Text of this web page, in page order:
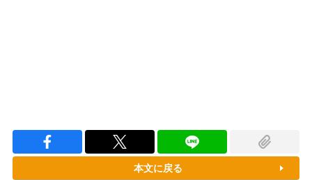
本文に戻る